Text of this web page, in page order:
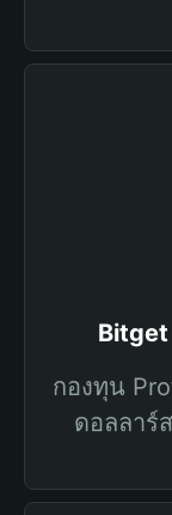
กองทุน
ดอลลาร์